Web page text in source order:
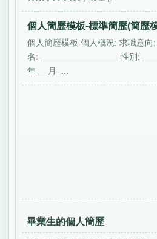
個人簡歷模板-標準簡歷(簡歷
個人簡歷模板 個人概況: 求職意
名: ________________ 性別:
年 __月_...
畢業生的個人簡歷